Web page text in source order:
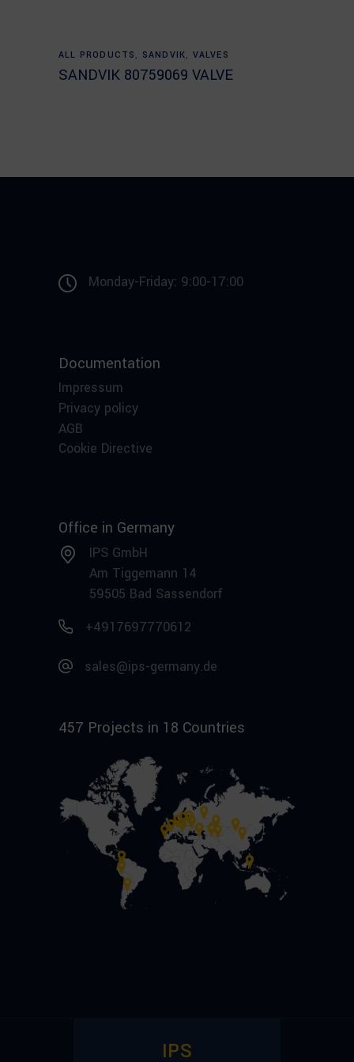
Read more
ALL PRODUCTS , SANDVIK, VALVES
SANDVIK 80759069 VALVE
Monday-Friday: 9:00-17:00
Documentation
Impressum
Privacy policy
AGB
Cookie Directive
Office in Germany
IPS GmbH
Am Tiggemann 14
59505 Bad Sassendorf
+4917697770612
sales@ips-germany.de
457 Projects in 18 Countries
IPS